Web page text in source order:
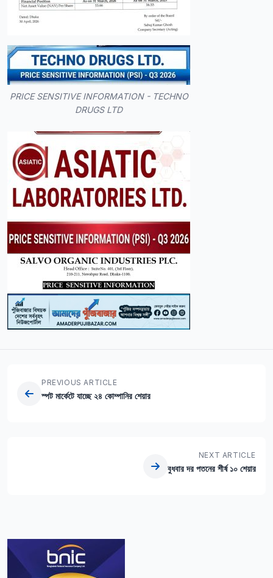
PRICE SENSITIVE INFORMATION - TECHNO
DRUGS LTD
PREVIOUS ARTICLE
স্পট মার্কেটে যাচ্ছে ২৪ কোম্পানির শেয়ার
NEXT ARTICLE
বুধবার দর পতনের শীর্ষ ১০ শেয়ার